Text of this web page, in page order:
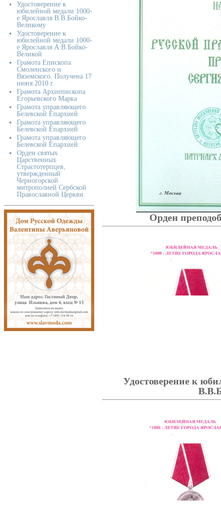
Орден
Удостоверение к
Удостоверение к
юбилейной медали 1000-
е Ярославля В.В.Бойко-
Великому
Удостоверение к
юбилейной медали 1000-
е Ярославля А.В.Бойко-
Великой
Грамота Епископа
Смоленского и
Вяземского. Получена 17
июня 2010 г.
Грамота Архиепископа
Егорьевского Марка
Грамота управляющего
Белевской Епархией
Грамота управляющего
Белевской Епархией
Грамота управляющего
Белевской Епархией
Орден святых
Царственных
Страстотерпцев,
утвержденный
Черногорской
митрополией Сербской
Православной Церкви.